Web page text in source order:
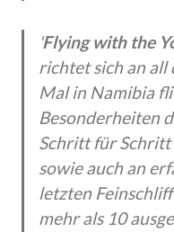
Flying with the
richtet sich an all
Mal in Namibia
Besonderheiten
Schritt für
sowie auch an
letzten
mehr als 10